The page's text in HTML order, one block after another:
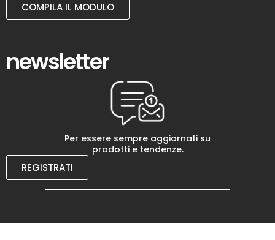
COMPILA IL MODULO
newsletter
Per essere sempre aggiornati su
prodotti e tendenze.
REGISTRATI